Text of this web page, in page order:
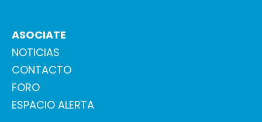
ASOCIATE
NOTICIAS
CONTACTO
FORO
ESPACIO ALERTA